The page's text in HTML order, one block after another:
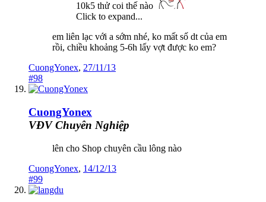
10k5 thử coi thế nào
Click to expand...
em liên lạc với a sớm nhé, ko mất số dt của em
rồi, chiều khoảng 5-6h lấy vợt được ko em?
CuongYonex, 27/11/13
#98
CuongYonex
VĐV Chuyên Nghiệp
lên cho Shop chuyên cầu lông nào
CuongYonex, 14/12/13
#99